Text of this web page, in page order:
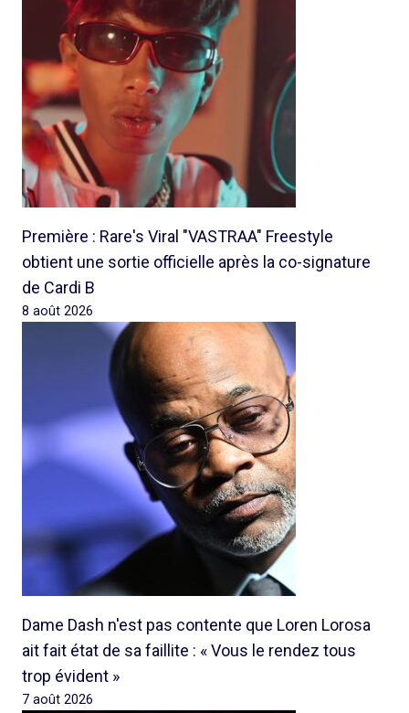
Première : Rare's Viral "VASTRAA" Freestyle
obtient une sortie officielle après la co-signature
de Cardi B
8 août 2026
Dame Dash n'est pas contente que Loren Lorosa
ait fait état de sa faillite : « Vous le rendez tous
trop évident »
7 août 2026